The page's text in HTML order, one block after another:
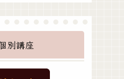
別講座